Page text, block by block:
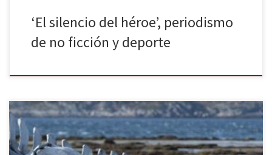
‘El silencio del héroe’, periodismo
de no ficción y deporte